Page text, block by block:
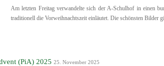
Am letzten Freitag verwandelte sich der A-Schulhof in einen
traditionell die Vorweihnachtszeit einläutet. Die schönsten Bilder
(PiA) 2025 25. November 2025